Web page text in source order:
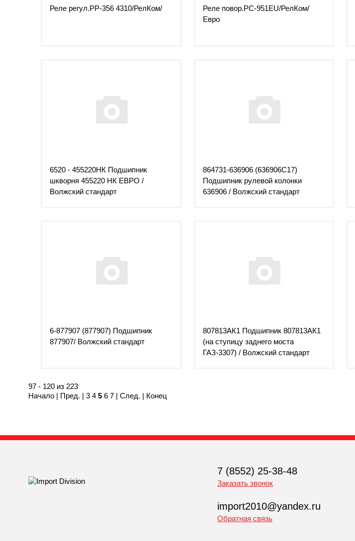
Реле регул.РР-356 4310/РелКом/
Реле повор.РС-951EU/РелКом/
Евро
6520 - 455220НК Подшипник
шкворня 455220 НК ЕВРО /
Волжский стандарт
864731-636906 (636906С17)
Подшипник рулевой колонки
636906 / Волжский стандарт
6-877907 (877907) Подшипник
877907/ Волжский стандарт
807813АК1 Подшипник 807813АК1
(на ступицу заднего моста
ГАЗ-3307) / Волжский стандарт
97 - 120 из 223
Начало | Пред. | 3 4 5 6 7 | След. | Конец
7 (8552) 25-38-48
Заказать звонок
import2010@yandex.ru
Обратная связь